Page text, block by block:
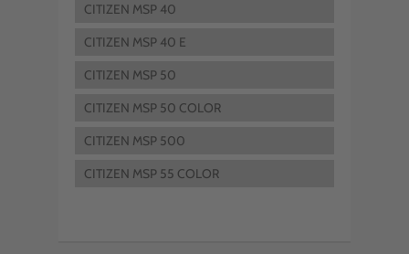
CITIZEN MSP 40
CITIZEN MSP 40 E
CITIZEN MSP 50
CITIZEN MSP 50 COLOR
CITIZEN MSP 500
CITIZEN MSP 55 COLOR